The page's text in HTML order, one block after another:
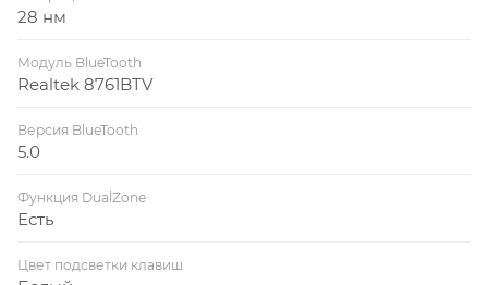
28 нм
Модуль BlueTooth
Realtek 8761BTV
Версия BlueTooth
5.0
Функция DualZone
Есть
Цвет подсветки клавиш